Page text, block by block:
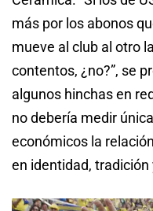
más por los abonos
mueve al club al otro
contentos, ¿no?”, se
algunos hinchas en
no debería medir
económicos la
en identidad, tradición